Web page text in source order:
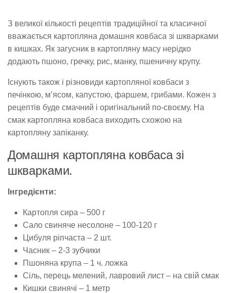
З великої кількості рецептів традиційної та класичної
вважається картопляна домашня ковбаса зі шкварками
в кишках. Як загусник в картопляну масу нерідко
додають пшоно, гречку, рис, манку, пшеничну крупу.
Існують також і різновиди картопляної ковбаси з
печінкою, м’ясом, капустою, фаршем, грибами. Кожен з
рецептів буде смачний і оригінальний по-своєму. На
смак картопляна ковбаса виходить схожою на
картопляну запіканку.
Домашня картопляна ковбаса зі
шкварками.
Інгредієнти:
Картопля сира – 500 г
Сало свиняче несолоне – 100-120 г
Цибуля ріпчаста – 2 шт.
Часник – 2-3 зубчики
Пшоняна крупа – 1 ч. ложка
Сіль, перець мелений, лавровий лист – на свій смак
Кишки свинячі – 1 метр